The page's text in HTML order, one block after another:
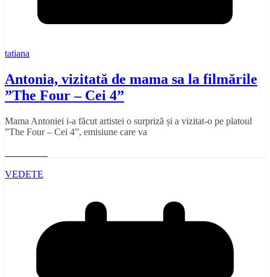
tatiana
Antonia, vizitată de mama sa la filmările
”The Four – Cei 4”
Mama Antoniei i-a făcut artistei o surpriză și a vizitat-o pe platoul
”The Four – Cei 4”, emisiune care va
VEDETE